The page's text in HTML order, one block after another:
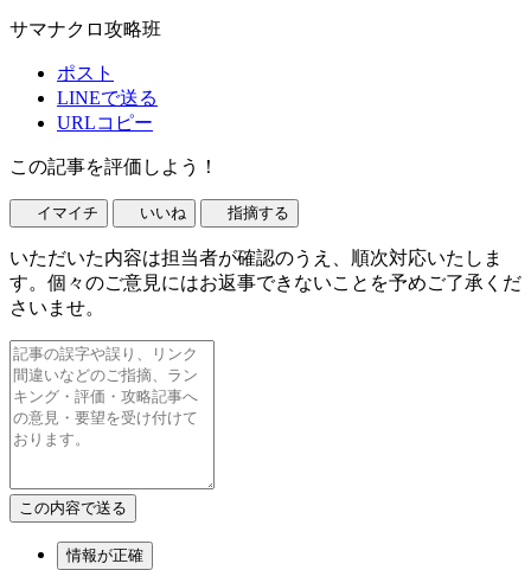
サマナクロ攻略班
ポスト
LINEで送る
URLコピー
この記事を評価しよう！
イマイチ いいね 指摘する
いただいた内容は担当者が確認のうえ、順次対応いたしま
す。個々のご意見にはお返事できないことを予めご了承くだ
さいませ。
情報が正確